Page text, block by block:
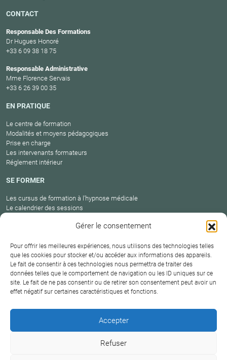
Gérer le consentement
Pour offrir les meilleures expériences, nous utilisons des technologies telles
que les cookies pour stocker et/ou accéder aux informations des appareils.
Le fait de consentir à ces technologies nous permettra de traiter des
données telles que le comportement de navigation ou les ID uniques sur ce
site. Le fait de ne pas consentir ou de retirer son consentement peut avoir un
effet négatif sur certaines caractéristiques et fonctions.
Accepter
Refuser
CONTACT
Responsable Des Formations
Dr Hugues Honoré
+33 6 09 38 18 75
Responsable Administrative
Mme Florence Servais
+33 6 26 39 00 35
EN PRATIQUE
Le centre de formation
Modalités et moyens pédagogiques
Prise en charge
Les intervenants formateurs
Réglement intérieur
SE FORMER
Les cursus de formation à l’hypnose médicale
Le calendrier des sessions
Mentions
légales
Conditions
générales de
vente
Plan
du site
Contact
Protection
des données
basque © 2026
DERNIÈRE MISE À JOUR :